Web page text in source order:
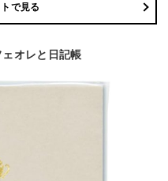
で見る
オレと日記帳